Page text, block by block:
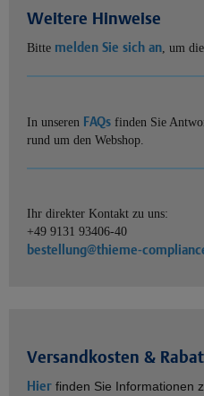
Weitere Hinweise
Bitte melden Sie sich an, um
In unseren FAQs finden Sie
rund um den Webshop.
Ihr direkter Kontakt zu uns:
+49 9131 93406-40
bestellung@thieme-
Versandkosten &
Hier finden Sie Informationen